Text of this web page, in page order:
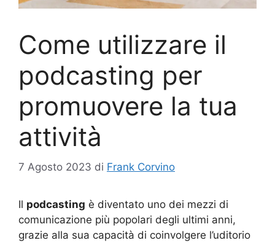
Come utilizzare il
podcasting per
promuovere la tua
attività
7 Agosto 2023 di Frank Corvino
Il podcasting è diventato uno dei mezzi di
comunicazione più popolari degli ultimi anni,
grazie alla sua capacità di coinvolgere l’uditorio